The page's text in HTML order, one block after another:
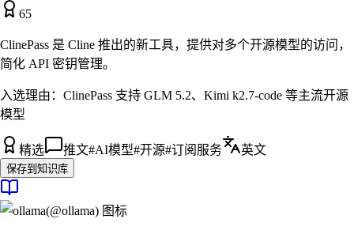
65
ClinePass 是 Cline 推出的新工具，提供对多个开源模型的访问，
简化 API 密钥管理。
入选理由： ClinePass 支持 GLM 5.2、Kimi k2.7-code 等主流开源
模型
精选 推文#AI模型#开源#订阅服务 英文
保存到知识库